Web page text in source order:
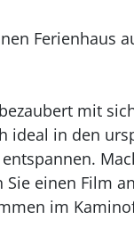
Ferienhaus
mit
ideal in den
einen Film
im